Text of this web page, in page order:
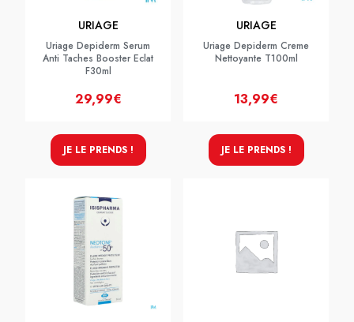
URIAGE
Uriage Depiderm Serum
Anti Taches Booster Eclat
F30ml
29,99€
JE LE PRENDS !
URIAGE
Uriage Depiderm Creme
Nettoyante T100ml
13,99€
JE LE PRENDS !